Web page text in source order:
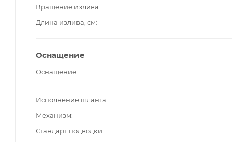
Вращение излива
Длина излива, см
Оснащение
Оснащение
Исполнение шланга
Механизм
Стандарт подводки